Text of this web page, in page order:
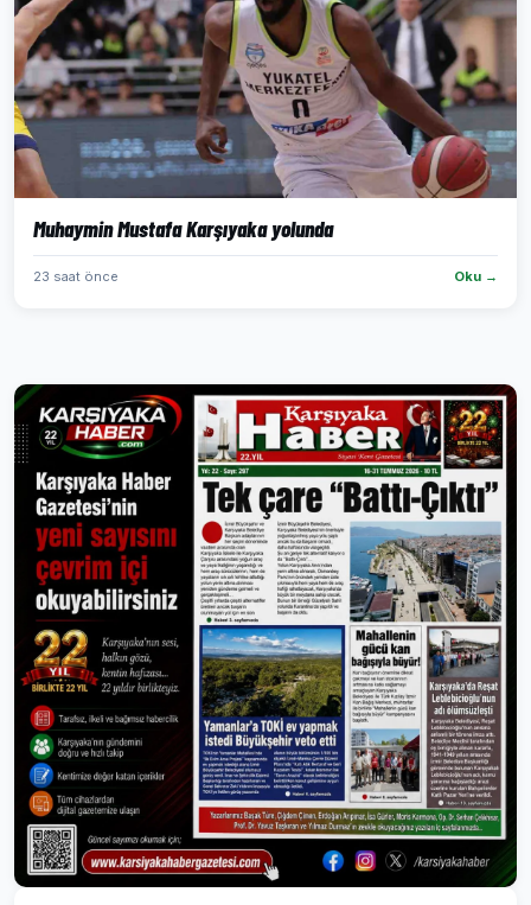
Muhaymin Mustafa Karşıyaka yolunda
23 saat önce Oku →